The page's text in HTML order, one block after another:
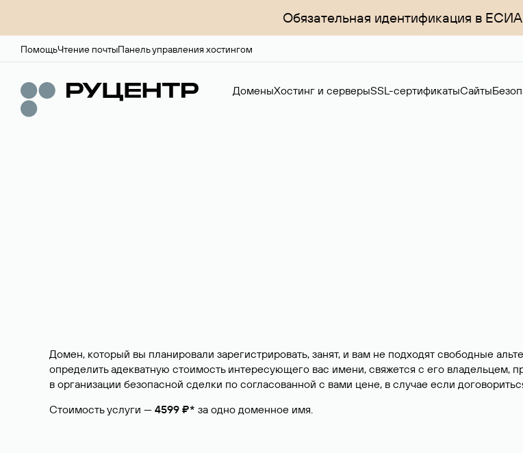
Обязательная идентификация в
ПомощьЧтение почтыПанель управления хостингом
ДоменыХостинг и серверыSSL-сертификатыСайты
Домен, который вы планировали зарегистрировать, занят, и вам не подходят свободные
определить адекватную стоимость интересующего вас имени, свяжется с его владельцем,
в организации безопасной сделки по согласованной с вами цене, в случае если
Стоимость услуги — 4599 ₽* за одно доменное имя.